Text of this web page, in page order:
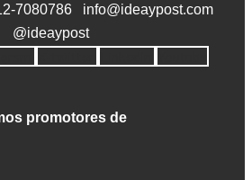
7080786 info@ideaypost.com
@ideaypost
promotores de